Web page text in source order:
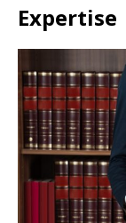
Expertise